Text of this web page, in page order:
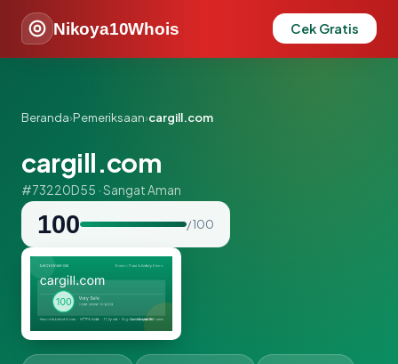
Nikoya10Whois Cek Gratis
Beranda›Pemeriksaan›cargill.com
cargill.com
#73220D55 · Sangat Aman
100 / 100